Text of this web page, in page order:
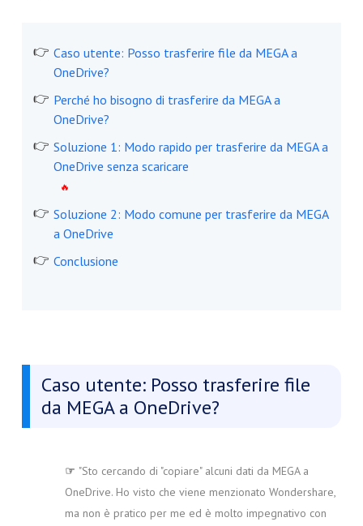
Caso utente: Posso trasferire file da MEGA a
OneDrive?
Perché ho bisogno di trasferire da MEGA a
OneDrive?
Soluzione 1: Modo rapido per trasferire da MEGA a
OneDrive senza scaricare
Soluzione 2: Modo comune per trasferire da MEGA
a OneDrive
Conclusione
Caso utente: Posso trasferire file
da MEGA a OneDrive?
☞ "Sto cercando di "copiare" alcuni dati da MEGA a
OneDrive. Ho visto che viene menzionato Wondershare,
ma non è pratico per me ed è molto impegnativo con